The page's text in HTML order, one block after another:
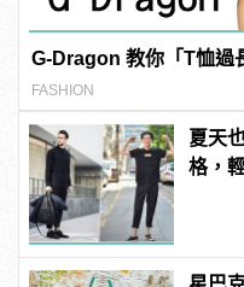
G-Dragon 教你「T恤過
FASHION
夏天
格，